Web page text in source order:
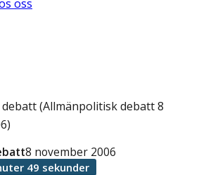
oss
(Allmänpolitisk debatt 8
8 november 2006
49 sekunder